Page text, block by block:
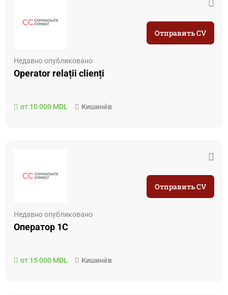
Недавно опубликовано
Operator relații clienți
от 10 000 MDL Кишинёв
Отправить CV
Недавно опубликовано
Оператор 1С
от 15 000 MDL Кишинёв
Отправить CV